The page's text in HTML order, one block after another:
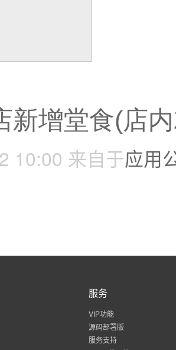
新增堂食(店
10:00 来自于应用
服务
VIP功能
源码部署版
服务支持